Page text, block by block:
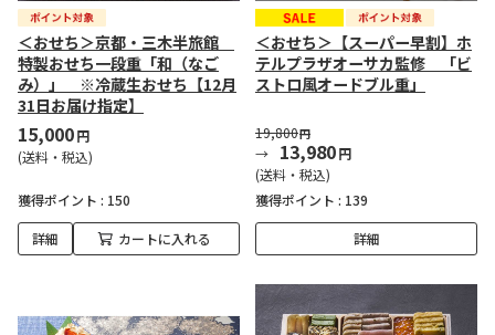
＜おせち＞京都・三木半旅館
特製おせち一段重「和（なご
み）」 ※冷蔵生おせち【12月
31日お届け指定】
15,000円
(送料・税込)
獲得ポイント : 150
詳細 カートに入れる
＜おせち＞【スーパー早割】ホ
テルプラザオーサカ監修 「ビ
ストロ風オードブル重」
19,800円
13,980円
(送料・税込)
獲得ポイント : 139
詳細